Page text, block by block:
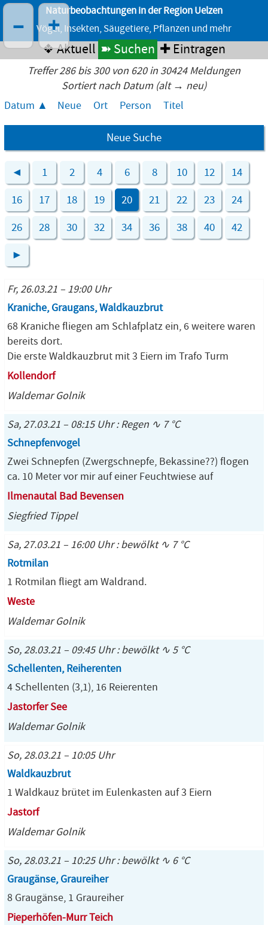
Naturbeobachtungen in der Region Uelzen
Vögel, Insekten, Säugetiere, Pflanzen und mehr
❖ Aktuell ➽ Suchen ✚ Eintragen
Treffer 286 bis 300 von 620 in 30424 Meldungen
Sortiert nach Datum (alt → neu)
Datum
Neue Ort Person Titel
Neue Suche
◄ 1 2 4 6 8 10 12 14
16 17 18 19 20 21 22 23 24
26 28 30 32 34 36 38 40 42
►
Fr, 26.03.21 – 19:00 Uhr
Kraniche, Graugans, Waldkauzbrut
68 Kraniche fliegen am Schlafplatz ein, 6 weitere waren
bereits dort.
Die erste Waldkauzbrut mit 3 Eiern im Trafo Turm
Kollendorf
Waldemar Golnik
Sa, 27.03.21 – 08:15 Uhr : Regen ∿ 7 °C
Schnepfenvogel
Zwei Schnepfen (Zwergschnepfe, Bekassine??) flogen
ca. 10 Meter vor mir auf einer Feuchtwiese auf
Ilmenautal Bad Bevensen
Siegfried Tippel
Sa, 27.03.21 – 16:00 Uhr : bewölkt ∿ 7 °C
Rotmilan
1 Rotmilan fliegt am Waldrand.
Weste
Waldemar Golnik
So, 28.03.21 – 09:45 Uhr : bewölkt ∿ 5 °C
Schellenten, Reiherenten
4 Schellenten (3,1), 16 Reierenten
Jastorfer See
Waldemar Golnik
So, 28.03.21 – 10:05 Uhr
Waldkauzbrut
1 Waldkauz brütet im Eulenkasten auf 3 Eiern
Jastorf
Waldemar Golnik
So, 28.03.21 – 10:25 Uhr : bewölkt ∿ 6 °C
Graugänse, Graureiher
8 Graugänse, 1 Graureiher
Pieperhöfen-Murr Teich
– +